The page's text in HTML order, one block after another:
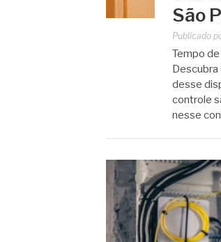
São
Publicado
Tempo
Descubra
desse
controle
nesse